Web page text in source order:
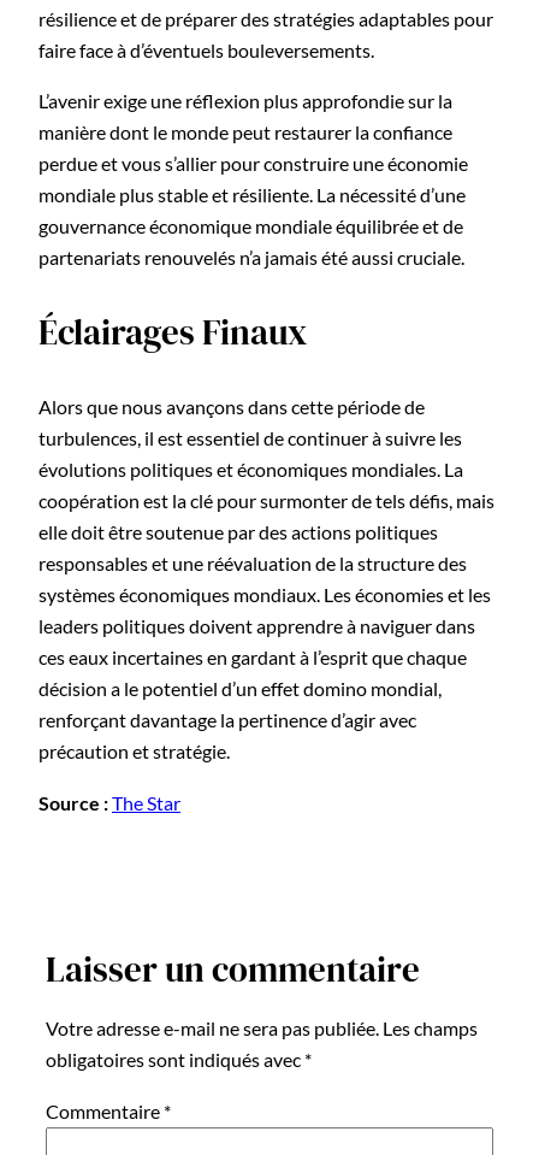
résilience et de préparer des stratégies adaptables pour
faire face à d’éventuels bouleversements.
L’avenir exige une réflexion plus approfondie sur la
manière dont le monde peut restaurer la confiance
perdue et vous s’allier pour construire une économie
mondiale plus stable et résiliente. La nécessité d’une
gouvernance économique mondiale équilibrée et de
partenariats renouvelés n’a jamais été aussi cruciale.
Éclairages Finaux
Alors que nous avançons dans cette période de
turbulences, il est essentiel de continuer à suivre les
évolutions politiques et économiques mondiales. La
coopération est la clé pour surmonter de tels défis, mais
elle doit être soutenue par des actions politiques
responsables et une réévaluation de la structure des
systèmes économiques mondiaux. Les économies et les
leaders politiques doivent apprendre à naviguer dans
ces eaux incertaines en gardant à l’esprit que chaque
décision a le potentiel d’un effet domino mondial,
renforçant davantage la pertinence d’agir avec
précaution et stratégie.
Source :The Star
Laisser un commentaire
Votre adresse e-mail ne sera pas publiée. Les champs
obligatoires sont indiqués avec *
Commentaire *